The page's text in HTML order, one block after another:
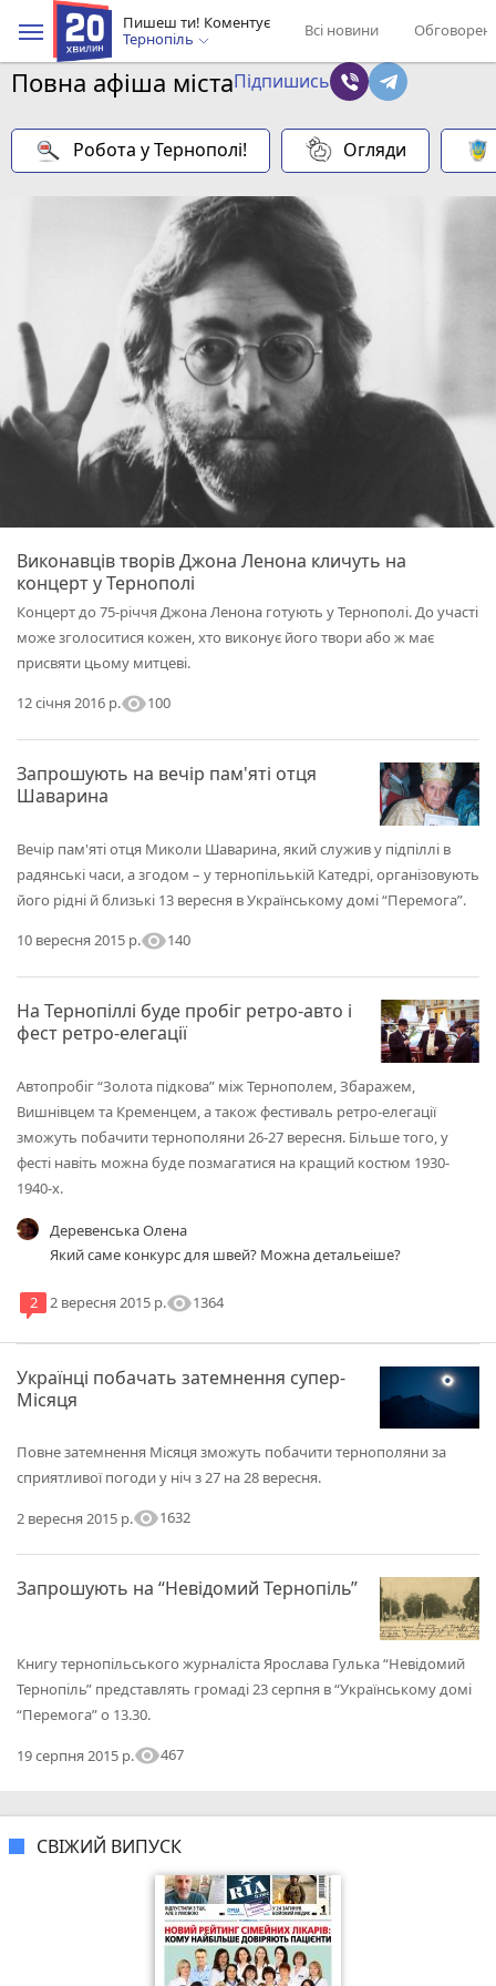
Пишеш ти! Коментує
Тернопіль
Всі новини
Повна афіша містаПідпишись
Робота у Тернополі! Огляди
Виконавців творів Джона Ленона кличуть на
концерт у Тернополі
Концерт до 75-річчя Джона Ленона готують у Тернополі. До участі
може зголоситися кожен, хто виконує його твори або ж має
присвяти цьому митцеві.
12 січня 2016 р.visibility100
Запрошують на вечір пам'яті отця
Шаварина
Вечір пам'яті отця Миколи Шаварина, який служив у підпіллі в
радянські часи, а згодом – у тернопільькій Катедрі, організовують
його рідні й близькі 13 вересня в Українському домі “Перемога”.
10 вересня 2015 р.visibility140
На Тернопіллі буде пробіг ретро-авто і
фест ретро-елегації
Автопробіг “Золота підкова” між Тернополем, Збаражем,
Вишнівцем та Кременцем, а також фестиваль ретро-елегації
зможуть побачити тернополяни 26-27 вересня. Більше того, у
фесті навіть можна буде позмагатися на кращий костюм 1930-
1940-х.
Деревенська Олена
Який саме конкурс для швей? Можна детальеіше?
2 2 вересня 2015 р.visibility1364
Українці побачать затемнення супер-
Місяця
Повне затемнення Місяця зможуть побачити тернополяни за
сприятливої погоди у ніч з 27 на 28 вересня.
2 вересня 2015 р.visibility1632
Запрошують на “Невідомий Тернопіль”
Книгу тернопільського журналіста Ярослава Гулька “Невідомий
Тернопіль” представлять громаді 23 серпня в “Українському домі
“Перемога” о 13.30.
19 серпня 2015 р.visibility467
СВІЖИЙ ВИПУСК